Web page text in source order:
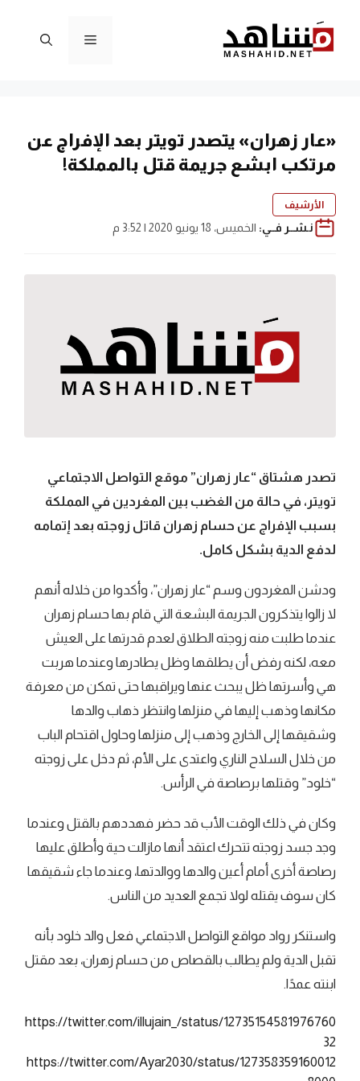
المحتوى
القائمة
«عار زهران» يتصدر تويتر بعد الإفراج عن
مرتكب ابشع جريمة قتل بالمملكة!
الأرشيف
نـشــر فــي: الخميس، 18 يونيو 2020 | 3:52 م
تصدر هشتاق “عار زهران” موقع التواصل الاجتماعي
تويتر، في حالة من الغضب بين المغردين في المملكة
بسبب الإفراج عن حسام زهران قاتل زوجته بعد إتمامه
لدفع الدية بشكل كامل.
ودشن المغردون وسم “عار زهران”، وأكدوا من خلاله أنهم
لا زالوا يتذكرون الجريمة البشعة التي قام بها حسام زهران
عندما طلبت منه زوجته الطلاق لعدم قدرتها على العيش
معه، لكنه رفض أن يطلقها وظل يطادرها وعندما هربت
هي وأسرتها ظل يبحث عنها ويراقبها حتى تمكن من معرفة
مكانها وذهب إليها في منزلها وانتظر ذهاب والدها
وشقيقها إلى الخارج وذهب إلى منزلها وحاول اقتحام الباب
من خلال السلاح الناري واعتدى على الأم، ثم دخل على زوجته
“خلود” وقتلها برصاصة في الرأس.
وكان في ذلك الوقت الأب قد حضر فهددهم بالقتل وعندما
وجد جسد زوجته تتحرك اعتقد أنها مازالت حية وأطلق عليها
رصاصة أخرى أمام أعين والدها ووالدتها، وعندما جاء شقيقها
كان سوف يقتله لولا تجمع العديد من الناس.
واستنكر رواد مواقع التواصل الاجتماعي فعل والد خلود بأنه
تقبل الدية ولم يطالب بالقصاص من حسام زهران، بعد مقتل
ابنته عمدًا.
https://twitter.com/illujain_/status/12735154581976760
32
https://twitter.com/Ayar2030/status/127358359160012